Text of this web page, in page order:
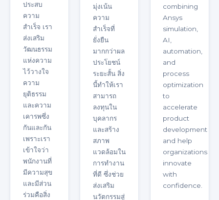
ประสบ
ความ
สำเร็จ เรา
ส่งเสริม
วัฒนธรรม
แห่งความ
ไว้วางใจ
ความ
ยุติธรรม
และความ
เคารพซึ่ง
กันและกัน
เพราะเรา
เข้าใจว่า
พนักงานที่
มีความสุข
และมีส่วน
ร่วมคือสิ่ง
มุ่งเน้น
ความ
สำเร็จที่
ยั่งยืน
มากกว่าผล
ประโยชน์
ระยะสั้น สิ่ง
นี้ทำให้เรา
สามารถ
ลงทุนใน
บุคลากร
และสร้าง
สภาพ
แวดล้อมใน
การทำงาน
ที่ดี ซึ่งช่วย
ส่งเสริม
นวัตกรรมสู่
combining
Ansys
simulation,
AI,
automation,
and
process
optimization
to
accelerate
product
development
and help
organizations
innovate
with
confidence.